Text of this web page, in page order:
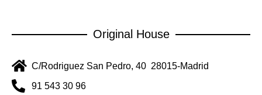
Original House
C/Rodriguez San Pedro, 40 28015-Madrid
91 543 30 96